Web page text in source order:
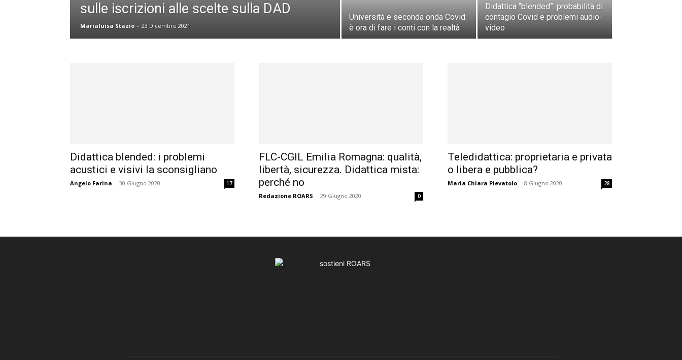
sulle iscrizioni alle scelte sulla DAD
Marialuisa Stazio - 23 Dicembre 2021
Università e seconda onda Covid:
è ora di fare i conti con la realtà
Didattica “blended”: probabilità di
contagio Covid e problemi audio-
video
Didattica blended: i problemi
acustici e visivi la sconsigliano
Angelo Farina - 30 Giugno 2020 17
FLC-CGIL Emilia Romagna: qualità,
libertà, sicurezza. Didattica mista:
perché no
Redazione ROARS - 29 Giugno 2020 0
Teledidattica: proprietaria e privata
o libera e pubblica?
Maria Chiara Pievatolo - 8 Giugno 2020 28